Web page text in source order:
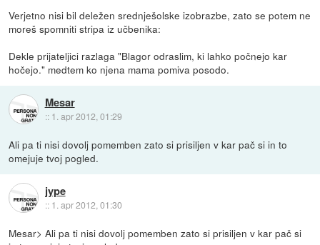
Verjetno nisi bil deležen srednješolske izobrazbe, zato se potem ne
moreš spomniti stripa iz učbenika:
Dekle prijateljici razlaga "Blagor odraslim, ki lahko počnejo kar
hočejo." medtem ko njena mama pomiva posodo.
Mesar
:: 1. apr 2012, 01:29
Ali pa ti nisi dovolj pomemben zato si prisiljen v kar pač si in to
omejuje tvoj pogled.
jype
:: 1. apr 2012, 01:30
Mesar> Ali pa ti nisi dovolj pomemben zato si prisiljen v kar pač si